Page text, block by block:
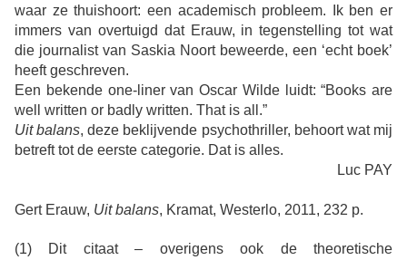
waar ze thuishoort: een academisch probleem. Ik ben er
immers van overtuigd dat Erauw, in tegenstelling tot wat
die journalist van Saskia Noort beweerde, een ‘echt boek’
heeft geschreven.
Een bekende one-liner van Oscar Wilde luidt: “Books are
well written or badly written. That is all.”
Uit balans, deze beklijvende psychothriller, behoort wat mij
betreft tot de eerste categorie. Dat is alles.
Luc PAY
Gert Erauw, Uit balans, Kramat, Westerlo, 2011, 232 p.
(1)
Dit citaat – overigens ook de theoretische